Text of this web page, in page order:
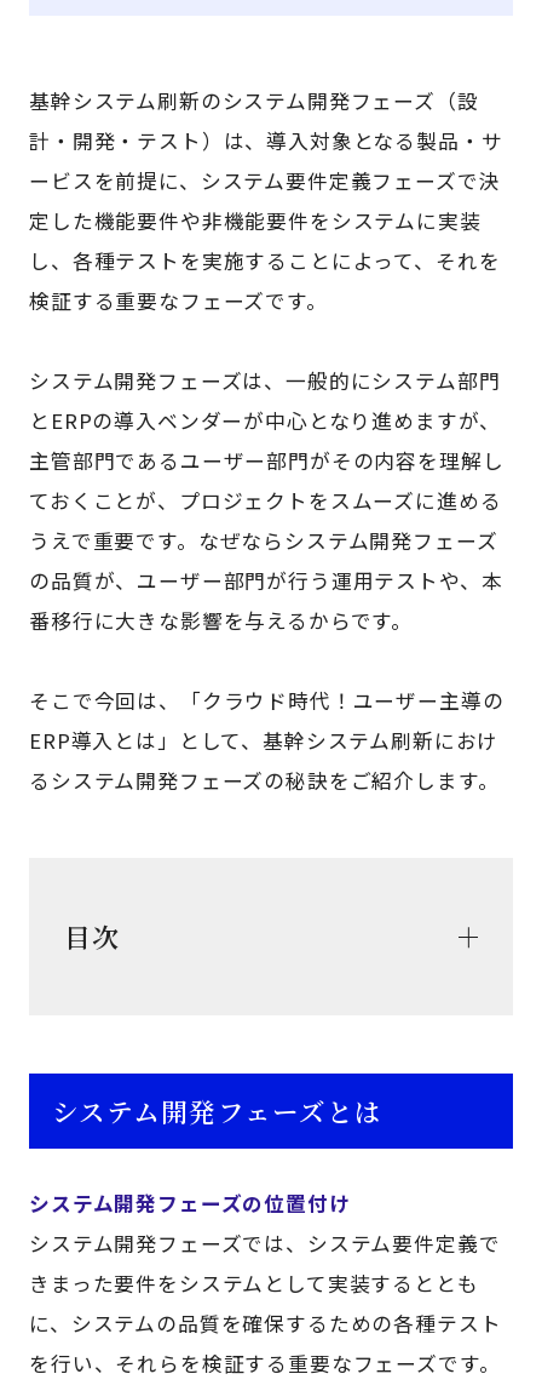
基幹システム刷新のシステム開発フェーズ（設
計・開発・テスト）は、導入対象となる製品・サ
ービスを前提に、システム要件定義フェーズで決
定した機能要件や非機能要件をシステムに実装
し、各種テストを実施することによって、それを
検証する重要なフェーズです。
システム開発フェーズは、一般的にシステム部門
とERPの導入ベンダーが中心となり進めますが、
主管部門であるユーザー部門がその内容を理解し
ておくことが、プロジェクトをスムーズに進める
うえで重要です。なぜならシステム開発フェーズ
の品質が、ユーザー部門が行う運用テストや、本
番移行に大きな影響を与えるからです。
そこで今回は、「クラウド時代！ユーザー主導の
ERP導入とは」として、基幹システム刷新におけ
るシステム開発フェーズの秘訣をご紹介します。
目次
システム開発フェーズとは
システム開発フェーズの位置付け
システム開発フェーズでは、システム要件定義で
きまった要件をシステムとして実装するととも
に、システムの品質を確保するための各種テスト
を行い、それらを検証する重要なフェーズです。